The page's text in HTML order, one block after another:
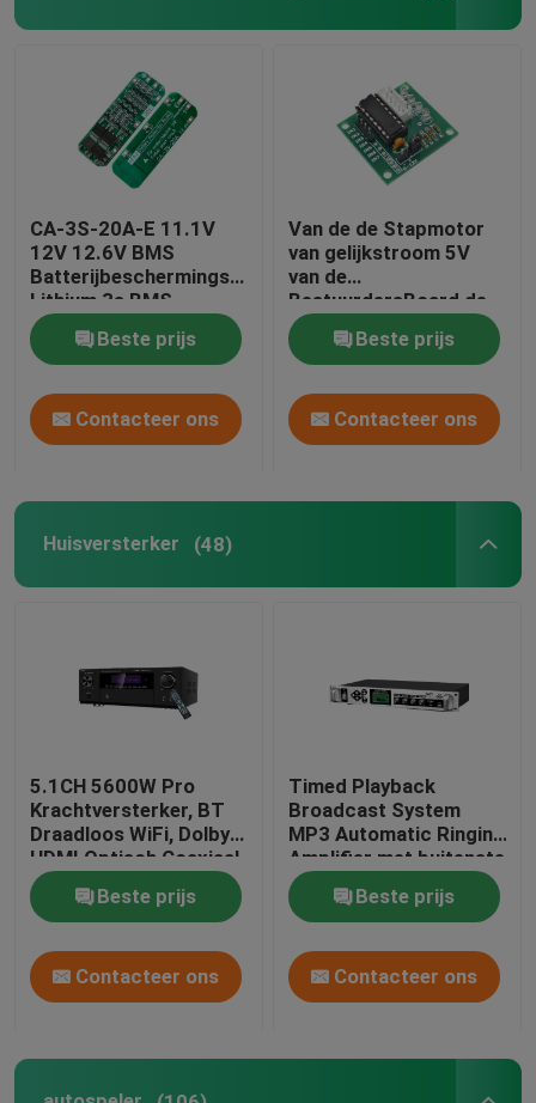
CA-3S-20A-E 11.1V
12V 12.6V BMS
Batterijbeschermingsbord
Lithium 3s BMS-
module
Beste prijs
Contacteer ons
Van de de Stapmotor
van gelijkstroom 5V
van de
BestuurdersBoard de
Elektronische
Componentenuitrusting
van geïntegreerde
schakelingen
Beste prijs
Contacteer ons
Huisversterker (48)
5.1CH 5600W Pro
Krachtversterker, BT
Draadloos WiFi, Dolby
HDMI Optisch Coaxiaal,
voor Thuisbioscoop
KTV
Beste prijs
Contacteer ons
Timed Playback
Broadcast System
MP3 Automatic Ringing
Amplifier met buitenste
metalen
kolomversterker
Beste prijs
Contacteer ons